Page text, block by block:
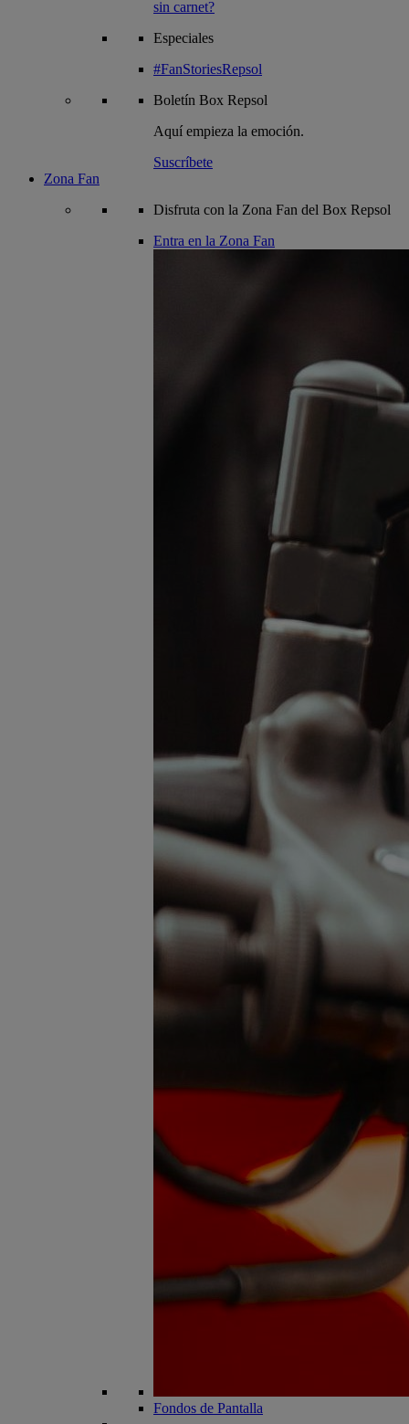
sin carnet?
Especiales
#FanStoriesRepsol
Boletín Box Repsol
Aquí empieza la emoción.
Suscríbete
Zona Fan
Disfruta con la Zona Fan del Box Repsol
Entra en la Zona Fan
Fondos de Pantalla